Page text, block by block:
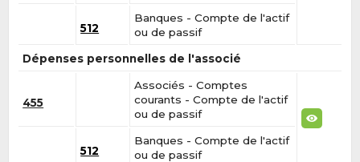
512
Banques - Compte de l'actif
ou de passif
Dépenses personnelles de l'associé
455
Associés - Comptes
courants - Compte de l'actif
ou de passif
512
Banques - Compte de l'actif
ou de passif